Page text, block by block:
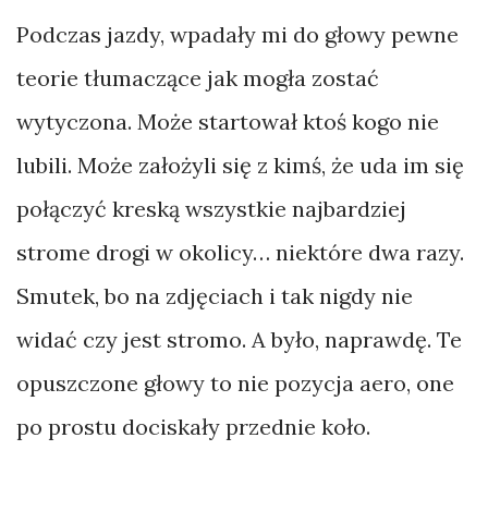
Podczas jazdy, wpadały mi do głowy pewne
teorie tłumaczące jak mogła zostać
wytyczona. Może startował ktoś kogo nie
lubili. Może założyli się z kimś, że uda im się
połączyć kreską wszystkie najbardziej
strome drogi w okolicy… niektóre dwa razy.
Smutek, bo na zdjęciach i tak nigdy nie
widać czy jest stromo. A było, naprawdę. Te
opuszczone głowy to nie pozycja aero, one
po prostu dociskały przednie koło.